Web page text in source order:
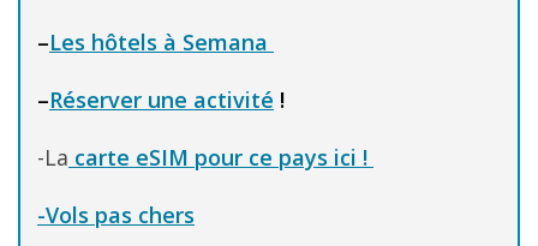
–Les hôtels à Semana
–Réserver une activité !
-La carte eSIM pour ce pays ici !
-Vols pas chers